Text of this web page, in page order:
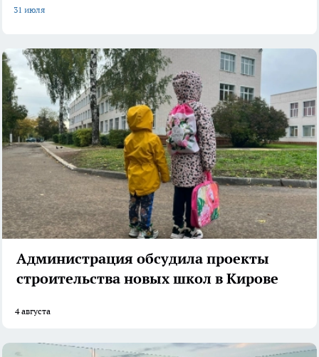
31 июля
Администрация обсудила проекты
строительства новых школ в Кирове
4 августа